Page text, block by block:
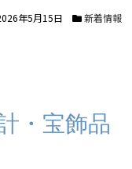
年5月15日 新着情報
・宝飾品